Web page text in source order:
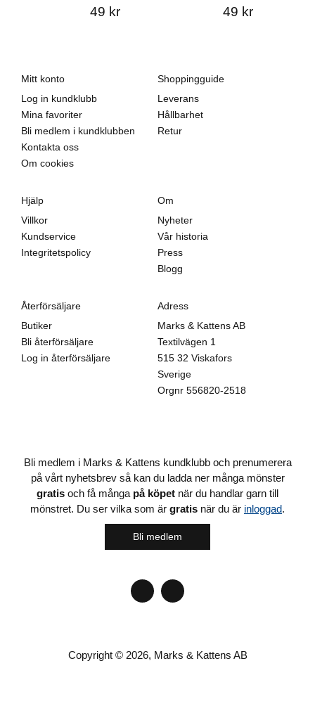
49 kr 49 kr
Mitt konto
Log in kundklubb
Mina favoriter
Bli medlem i kundklubben
Kontakta oss
Om cookies
Shoppingguide
Leverans
Hållbarhet
Retur
Hjälp
Villkor
Kundservice
Integritetspolicy
Om
Nyheter
Vår historia
Press
Blogg
Återförsäljare
Butiker
Bli återförsäljare
Log in återförsäljare
Adress
Marks & Kattens AB
Textilvägen 1
515 32 Viskafors
Sverige
Orgnr 556820-2518
Bli medlem i Marks & Kattens kundklubb och prenumerera
på vårt nyhetsbrev så kan du ladda ner många mönster
gratis och få många på köpet när du handlar garn till
mönstret. Du ser vilka som är gratis när du är inloggad.
Bli medlem
Copyright © 2026, Marks & Kattens AB